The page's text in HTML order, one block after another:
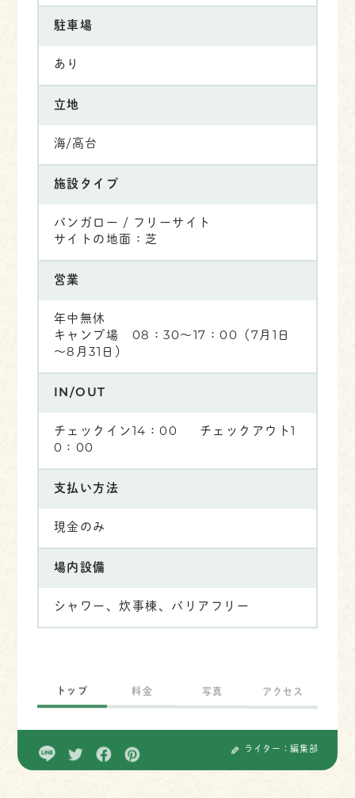
駐車場
あり
立地
海/高台
施設タイプ
バンガロー / フリーサイト
サイトの地面：芝
営業
年中無休
キャンプ場 08：30～17：00（7月1日
～8月31日）
IN/OUT
チェックイン14：00 チェックアウト1
0：00
支払い方法
現金のみ
場内設備
シャワー、炊事棟、バリアフリー
トップ 料金 写真 アクセス
ライター：編集部